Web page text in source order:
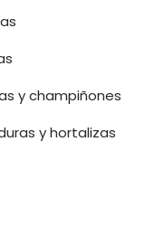
y champiñones
y hortalizas